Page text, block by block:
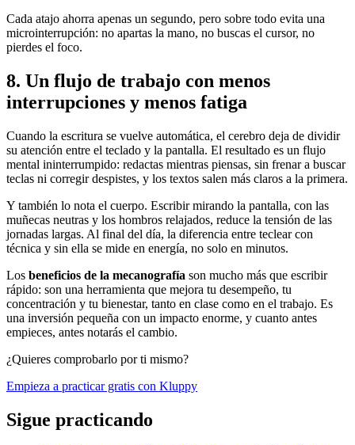
Cada atajo ahorra apenas un segundo, pero sobre todo evita una
microinterrupción: no apartas la mano, no buscas el cursor, no
pierdes el foco.
8. Un flujo de trabajo con menos
interrupciones y menos fatiga
Cuando la escritura se vuelve automática, el cerebro deja de dividir
su atención entre el teclado y la pantalla. El resultado es un flujo
mental ininterrumpido: redactas mientras piensas, sin frenar a buscar
teclas ni corregir despistes, y los textos salen más claros a la primera.
Y también lo nota el cuerpo. Escribir mirando la pantalla, con las
muñecas neutras y los hombros relajados, reduce la tensión de las
jornadas largas. Al final del día, la diferencia entre teclear con
técnica y sin ella se mide en energía, no solo en minutos.
Los beneficios de la mecanografía son mucho más que escribir
rápido: son una herramienta que mejora tu desempeño, tu
concentración y tu bienestar, tanto en clase como en el trabajo. Es
una inversión pequeña con un impacto enorme, y cuanto antes
empieces, antes notarás el cambio.
¿Quieres comprobarlo por ti mismo?
Empieza a practicar gratis con Kluppy
Sigue practicando